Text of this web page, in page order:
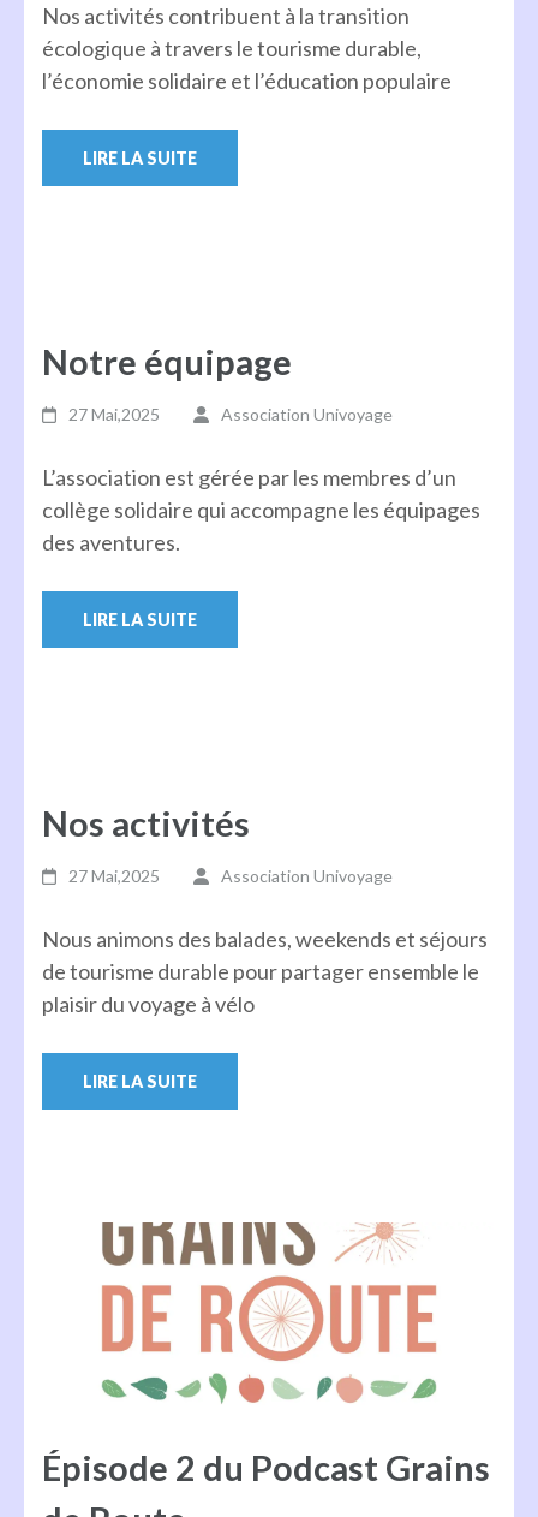
Nos activités contribuent à la transition
écologique à travers le tourisme durable,
l’économie solidaire et l’éducation populaire
LIRE LA SUITE
Notre équipage
27 Mai,2025 Association Univoyage
L’association est gérée par les membres d’un
collège solidaire qui accompagne les équipages
des aventures.
LIRE LA SUITE
Nos activités
27 Mai,2025 Association Univoyage
Nous animons des balades, weekends et séjours
de tourisme durable pour partager ensemble le
plaisir du voyage à vélo
LIRE LA SUITE
Épisode 2 du Podcast Grains